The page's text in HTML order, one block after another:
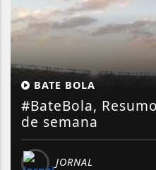
BATE BOLA
#BateBola,
de semana
JORNAL